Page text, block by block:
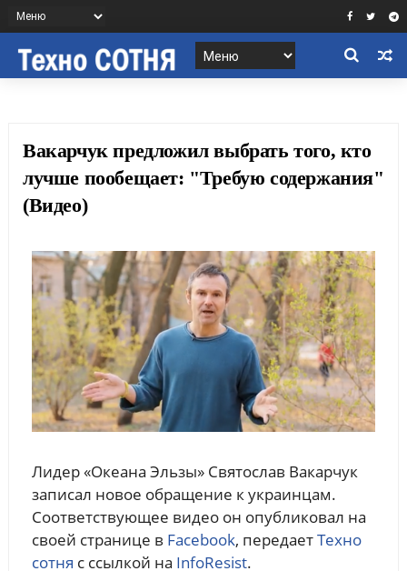
Вакарчук предложил выбрать того, кто
лучше пообещает: "Требую содержания"
(Видео)
Лидер «Океана Эльзы» Святослав Вакарчук
записал новое обращение к украинцам.
Соответствующее видео он опубликовал на
своей странице в Facebook, передаетТехно
сотня с ссылкой на InfoResist.